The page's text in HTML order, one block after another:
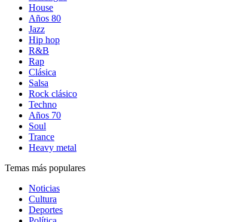
House
Años 80
Jazz
Hip hop
R&B
Rap
Clásica
Salsa
Rock clásico
Techno
Años 70
Soul
Trance
Heavy metal
Temas más populares
Noticias
Cultura
Deportes